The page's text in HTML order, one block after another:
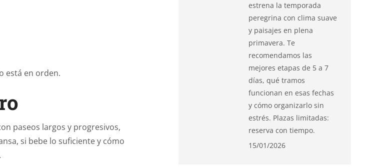
está en orden.
paseos largos y progresivos,
si bebe lo suficiente y cómo
estrena la temporada
peregrina con clima suave
y paisajes en plena
primavera. Te
recomendamos las
mejores etapas de 5 a 7
días, qué tramos
funcionan en esas fechas
y cómo organizarlo sin
estrés. Plazas limitadas:
reserva con tiempo.
15/01/2026